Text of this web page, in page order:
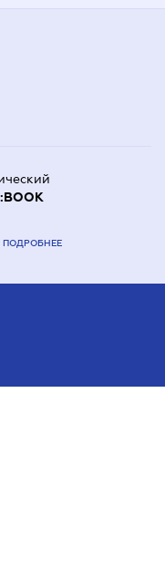
ПОДРОБНЕЕ